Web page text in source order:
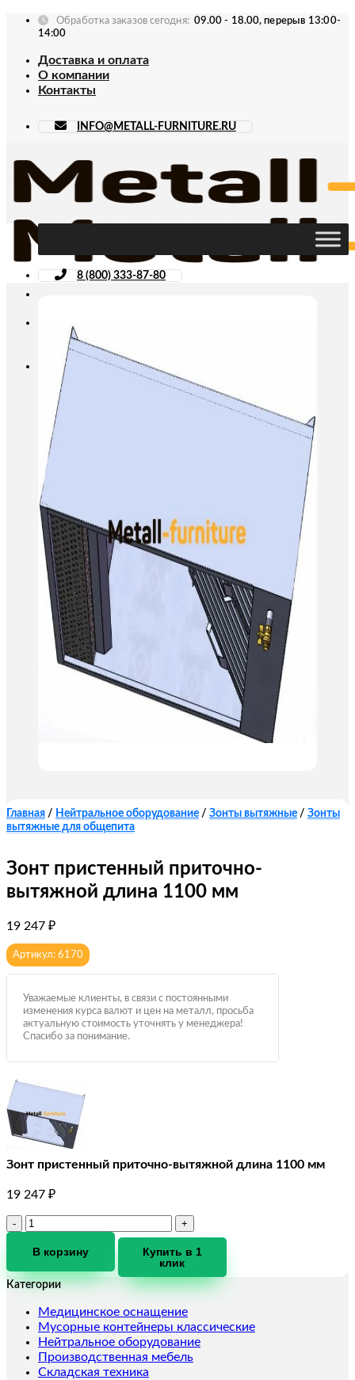
Skip
Обработка заказов сегодня: 09.00 - 18.00, перерыв 13:00-
14:00
Доставка и оплата
О компании
Контакты
INFO@METALL-FURNITURE.RU
8 (800) 333-87-80
Главная / Нейтральное оборудование / Зонты вытяжные / Зонты
вытяжные для общепита
Зонт пристенный приточно-
вытяжной длина 1100 мм
19 247 ₽
Артикул: 6170
Уважаемые клиенты, в связи с постоянными
изменения курса валют и цен на металл, просьба
актуальную стоимость уточнять у менеджера!
Спасибо за понимание.
Зонт пристенный приточно-вытяжной длина 1100 мм
19 247 ₽
Количество
Зонт
приточно-
длина
1100
мм
В корзину
Купить в 1
клик
Категории
Медицинское оснащение
Мусорные контейнеры классические
Нейтральное оборудование
Производственная мебель
Складская техника